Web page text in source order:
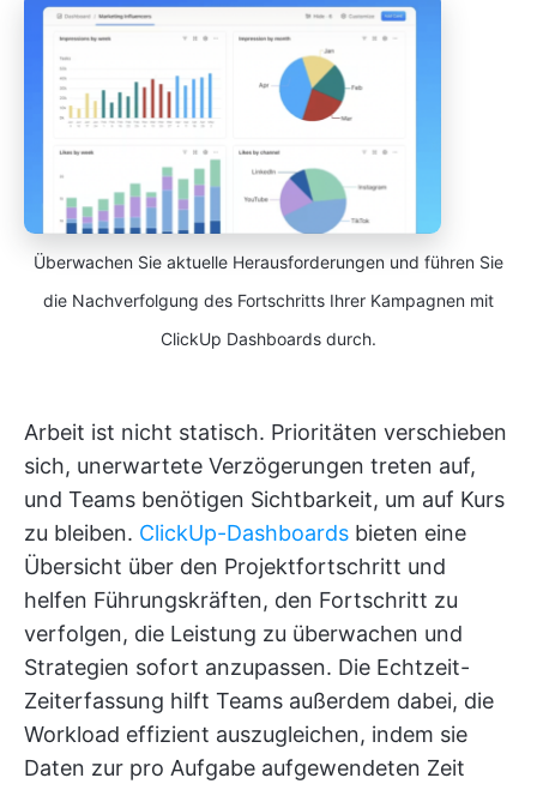
Überwachen Sie aktuelle Herausforderungen und führen Sie
die Nachverfolgung des Fortschritts Ihrer Kampagnen mit
ClickUp Dashboards durch.
Arbeit ist nicht statisch. Prioritäten verschieben
sich, unerwartete Verzögerungen treten auf,
und Teams benötigen Sichtbarkeit, um auf Kurs
zu bleiben. ClickUp-Dashboards bieten eine
Übersicht über den Projektfortschritt und
helfen Führungskräften, den Fortschritt zu
verfolgen, die Leistung zu überwachen und
Strategien sofort anzupassen. Die Echtzeit-
Zeiterfassung hilft Teams außerdem dabei, die
Workload effizient auszugleichen, indem sie
Daten zur pro Aufgabe aufgewendeten Zeit